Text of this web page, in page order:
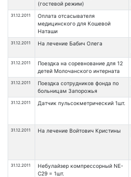
(гостевой режим)
31.12.2011
Оплата отсасывателя
медицинского для Кошевой
Наташи
31.12.2011 На лечение Бабич Олега
31.12.2011
Поездка на соревнование для 12
детей Молочанского интерната
31.12.2011
Поездка сотрудников фонда по
больницам Запорожья
31.12.2011 Датчик пульсокметрический 1шт.
31.12.2011 На лечение Войтович Кристины
31.12.2011
Небулайзер компрессорный NE-
C29 = 1шт.